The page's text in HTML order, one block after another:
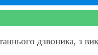
дзвоника, з